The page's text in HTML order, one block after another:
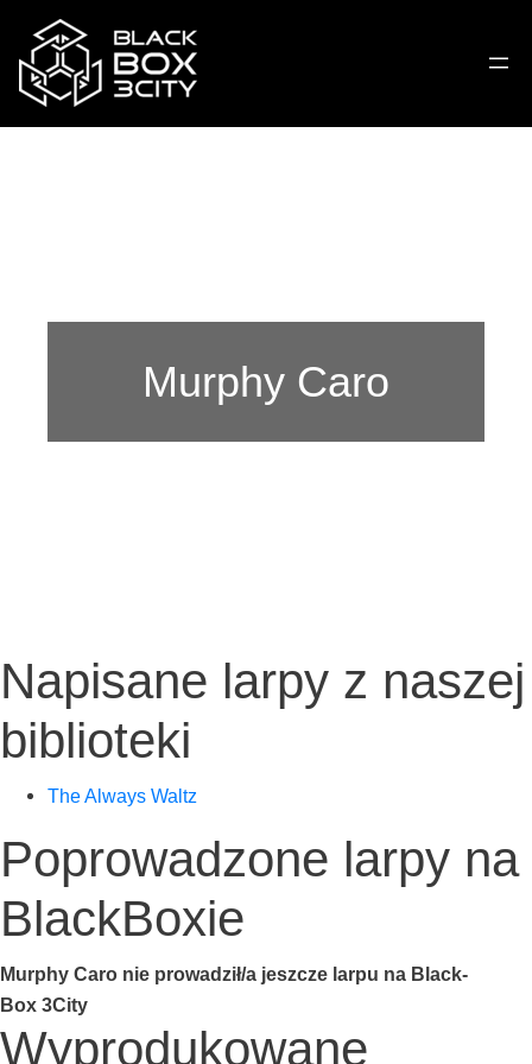
Murphy Caro
Napisane larpy z naszej
biblioteki
The Always Waltz
Poprowadzone larpy na
BlackBoxie
Mur­phy Caro nie prowadził/a jesz­cze lar­pu na Black­
Box 3City
Wyprodukowane